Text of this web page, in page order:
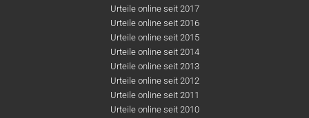
Urteile online seit 2017
Urteile online seit 2016
Urteile online seit 2015
Urteile online seit 2014
Urteile online seit 2013
Urteile online seit 2012
Urteile online seit 2011
Urteile online seit 2010